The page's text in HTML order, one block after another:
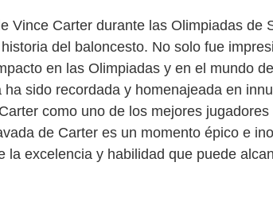
Vince Carter durante las Olimpiadas de
del baloncesto. No solo fue
en las Olimpiadas y en el mundo
sido recordada y homenajeada en
como uno de los mejores
de Carter es un momento épico e
la excelencia y habilidad que puede